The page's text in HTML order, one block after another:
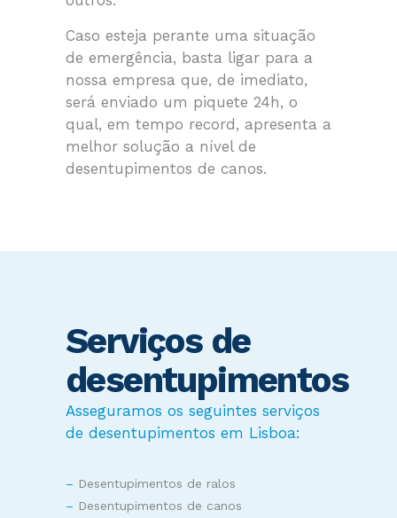
Caso esteja perante uma situação
de emergência, basta ligar para a
nossa empresa que, de imediato,
será enviado um piquete 24h, o
qual, em tempo record, apresenta a
melhor solução a nível de
desentupimentos de canos.
Serviços de
desentupimentos
Asseguramos os seguintes serviços
de desentupimentos em Lisboa:
– Desentupimentos de ralos
– Desentupimentos de canos